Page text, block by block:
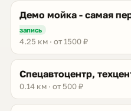
Демо мойка - самая
запись
4.25 км · от 1500 ₽
Спецавтоцентр,
0.14 км · от 500 ₽